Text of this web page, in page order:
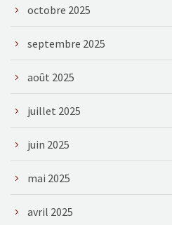
octobre 2025
septembre 2025
août 2025
juillet 2025
juin 2025
mai 2025
avril 2025